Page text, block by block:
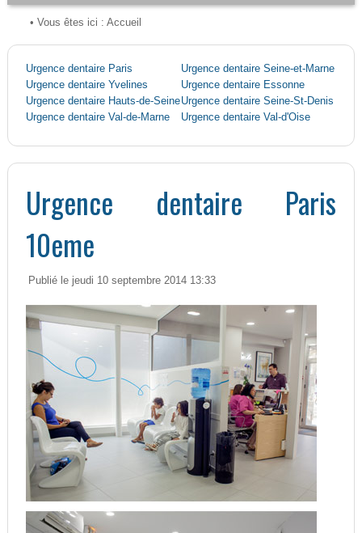
• Vous êtes ici : Accueil
Urgence dentaire Paris
Urgence dentaire Seine-et-Marne
Urgence dentaire Yvelines
Urgence dentaire Essonne
Urgence dentaire Hauts-de-SeineUrgence dentaire Seine-St-Denis
Urgence dentaire Val-de-Marne
Urgence dentaire Val-d'Oise
Urgence dentaire Paris
10eme
Publié le jeudi 10 septembre 2014 13:33